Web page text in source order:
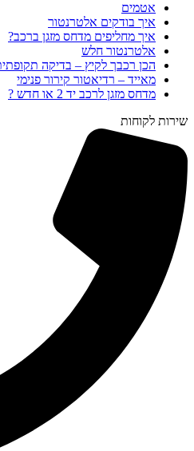
אטמים
איך בודקים אלטרנטור
איך מחליפים מדחס מזגן ברכב?
אלטרנטור חלש
הכן רכבך לקיץ – בדיקה תקופתית
מאייד – רדיאטור קירור פנימי
מדחס מזגן לרכב יד 2 או חדש ?
שירות לקוחות